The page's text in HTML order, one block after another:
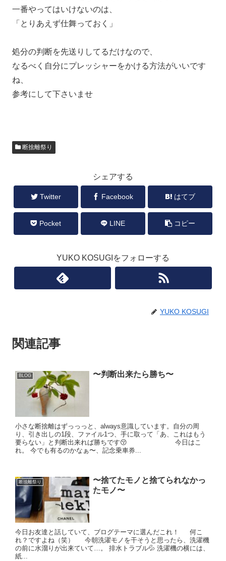
一番やってはいけないのは、
「とりあえず仕舞っておく」
処分の判断を先送りしてるだけなので、
なるべく自分にプレッシャーをかける方法がいいです
ね、
参考にして下さいませ
断捨離祭り
シェアする
Twitter Facebook はてブ
Pocket LINE コピー
YUKO KOSUGIをフォローする
YUKO KOSUGI
関連記事
BLOG 〜判断出来たら勝ち〜
小さな断捨離はずっっっと、always意識しています。自分の周
り、引き出しの1段、ファイル1つ、手に取って「あ、これはもう
要らない」と判断出来れば勝ちです😚 今日はこ
れ。 今でも有るのかなぁ〜、記念乗車券...
断捨離祭り
〜捨てたモノと捨てられなかっ
たモノ〜
今日お友達と話していて、ブログテーマに選んだこれ！ 何こ
れ？ですよね（笑） 今朝洗濯モノを干そうと思ったら、洗濯機
の前に水溜りが出来ていて…。 排水トラブル💦 洗濯機の横には、
紙...